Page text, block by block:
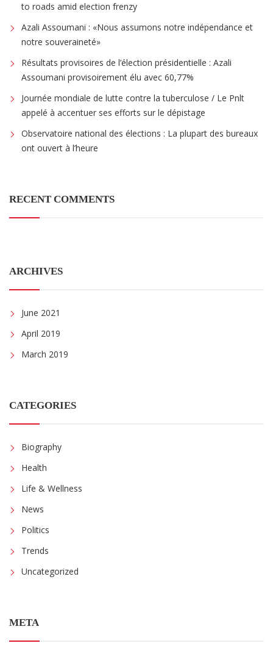
to roads amid election frenzy
Azali Assoumani : «Nous assumons notre indépendance et
notre souveraineté»
Résultats provisoires de l’élection présidentielle : Azali
Assoumani provisoirement élu avec 60,77%
Journée mondiale de lutte contre la tuberculose / Le Pnlt
appelé à accentuer ses efforts sur le dépistage
Observatoire national des élections : La plupart des bureaux
ont ouvert à l’heure
RECENT COMMENTS
ARCHIVES
June 2021
April 2019
March 2019
CATEGORIES
Biography
Health
Life & Wellness
News
Politics
Trends
Uncategorized
META